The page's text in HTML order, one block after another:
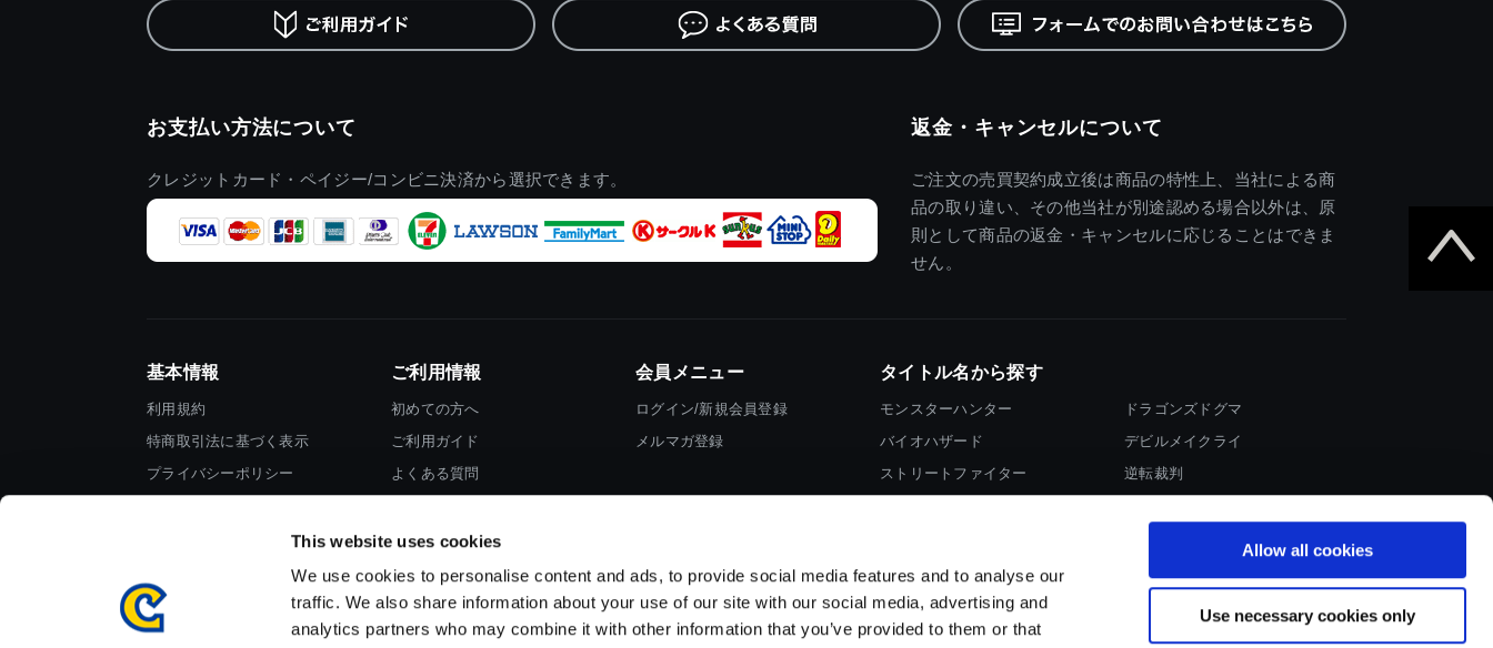
This website uses cookies
We use cookies to personalise content and ads, to provide social media features and to analyse our
traffic. We also share information about your use of our site with our social media, advertising and
analytics partners who may combine it with other information that you’ve provided to them or that
Allow all cookies
Use necessary cookies only
お支払い方法について
クレジットカード・ペイジー/コンビニ決済から選択できます。
返金・キャンセルについて
ご注文の売買契約成立後は商品の特性上、当社による商
品の取り違い、その他当社が別途認める場合以外は、原
則として商品の返金・キャンセルに応じることはできま
せん。
基本情報
利用規約
特商取引法に基づく表示
プライバシーポリシー
ご利用情報
初めての方へ
ご利用ガイド
よくある質問
会員メニュー
ログイン/新規会員登録
メルマガ登録
タイトル名から探す
モンスターハンター
バイオハザード
ストリートファイター
ドラゴンズドグマ
デビルメイクライ
逆転裁判